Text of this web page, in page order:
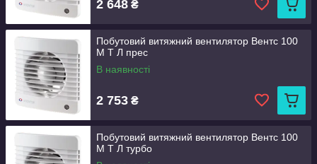
2 648 ₴
Побутовий витяжний вентилятор Вентс 100
М Т Л прес
В наявності
2 753 ₴
Побутовий витяжний вентилятор Вентс 100
М Т Л турбо